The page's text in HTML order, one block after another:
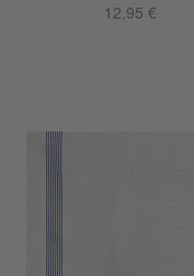
12,95 €